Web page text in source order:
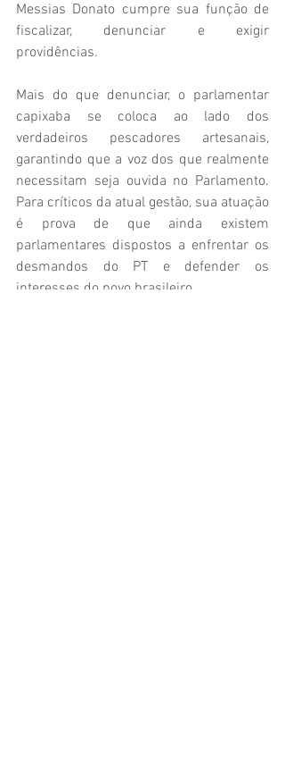
Messias Donato cumpre sua função de
fiscalizar, denunciar e exigir
providências.
Mais do que denunciar, o parlamentar
capixaba se coloca ao lado dos
verdadeiros pescadores artesanais,
garantindo que a voz dos que realmente
necessitam seja ouvida no Parlamento.
Para críticos da atual gestão, sua atuação
é prova de que ainda existem
parlamentares dispostos a enfrentar os
desmandos do PT e defender os
interesses do povo brasileiro.